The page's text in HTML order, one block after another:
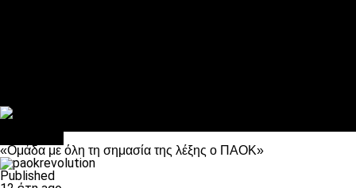
«Ομάδα με όλη τη σημασία της λέξης ο ΠΑΟΚ»
Published